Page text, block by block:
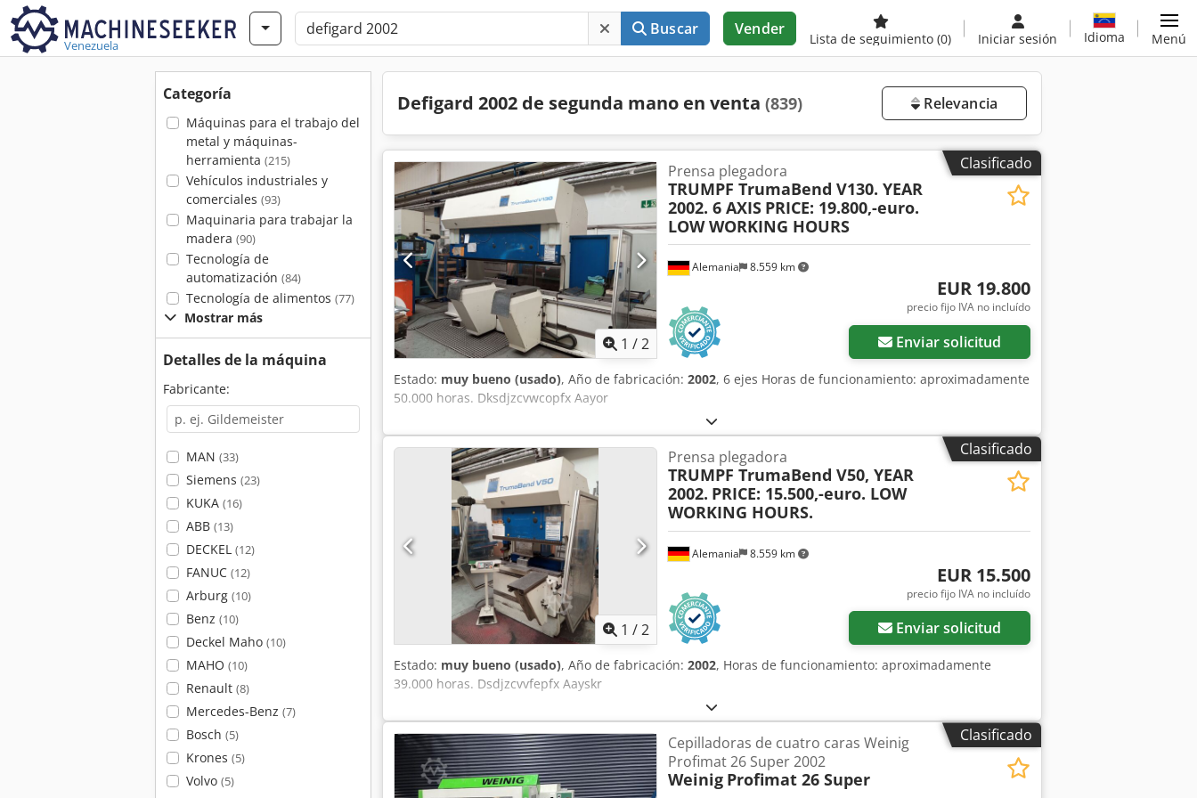
Venezuela
Buscar Vender
Lista de seguimiento (0) Iniciar sesión Idioma Menú
Categoría
Máquinas para el trabajo del
metal y máquinas-
herramienta (215)
Vehículos industriales y
comerciales (93)
Maquinaria para trabajar la
madera (90)
Tecnología de
automatización (84)
Tecnología de alimentos (77)
Mostrar más
Detalles de la máquina
Fabricante:
MAN (33)
Siemens (23)
KUKA (16)
ABB (13)
DECKEL (12)
FANUC (12)
Arburg (10)
Benz (10)
Deckel Maho (10)
MAHO (10)
Renault (8)
Mercedes-Benz (7)
Bosch (5)
Krones (5)
Volvo (5)
Defigard 2002 de segunda mano en venta (839) Relevancia
Clasificado
Pedir más fotos
1 /2
Alemania 8.559 km
Prensa plegadora
TRUMPF TrumaBend V130. YEAR
2002. 6 AXIS PRICE: 19.800,-euro.
LOW WORKING HOURS
EUR 19.800
precio fijo IVA no incluído
Enviar solicitud
Estado: muy bueno (usado), Año de fabricación: 2002, 6 ejes Horas de funcionamiento: aproximadamente
50.000 horas. Dksdjzcvwcopfx Aayor
Clasificado
Pedir más fotos
1 /2
Alemania 8.559 km
Prensa plegadora
TRUMPF TrumaBend V50, YEAR
2002. PRICE: 15.500,-euro. LOW
WORKING HOURS.
EUR 15.500
precio fijo IVA no incluído
Enviar solicitud
Estado: muy bueno (usado), Año de fabricación: 2002, Horas de funcionamiento: aproximadamente
39.000 horas. Dsdjzcvvfepfx Aayskr
Clasificado
Cepilladoras de cuatro caras Weinig
Profimat 26 Super 2002
Weinig Profimat 26 Super